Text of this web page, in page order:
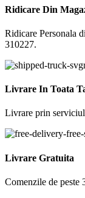
Ridicare Din
Ridicare Personala
310227.
Livrare In Toata
Livrare prin
Livrare Gratuita
Comenzile de peste